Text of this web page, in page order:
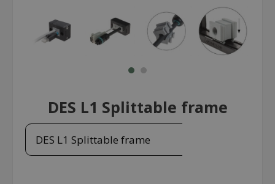
DES L1 Splittable frame
DES L1 Splittable frame